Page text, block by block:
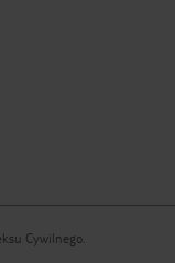
Cywilnego.